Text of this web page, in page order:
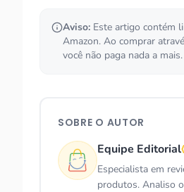
Aviso: Este artigo contém
Amazon. Ao comprar
você não paga nada a mais.
SOBRE O AUTOR
Equipe Editorial
Especialista em
produtos. Analiso